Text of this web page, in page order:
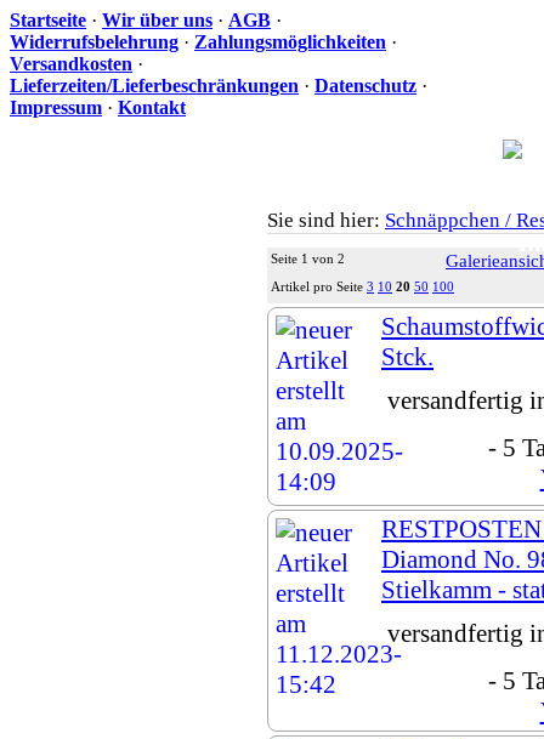
Startseite · Wir über uns · AGB ·
Widerrufsbelehrung · Zahlungsmöglichkeiten ·
Versandkosten ·
Lieferzeiten/Lieferbeschränkungen · Datenschutz ·
Impressum · Kontakt
Sie sind hier: Schnäppchen /
Seite 1 von 2
Artikel pro Seite 3 10 20 50 100
Stck.
versandfertig
- 5
Diamond No.
Stielkamm -
versandfertig
- 5